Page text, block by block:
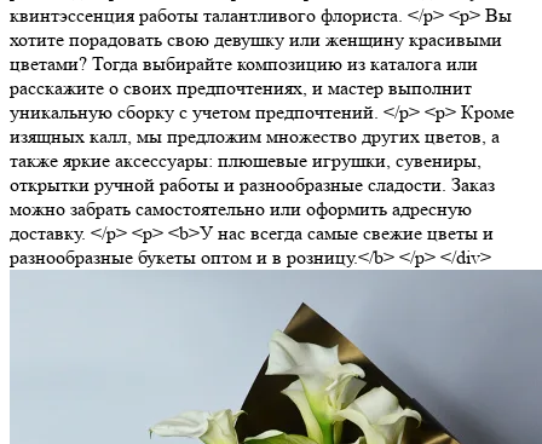
квинтэссенция работы талантливого флориста. </p> <p> Вы
хотите порадовать свою девушку или женщину красивыми
цветами? Тогда выбирайте композицию из каталога или
расскажите о своих предпочтениях, и мастер выполнит
уникальную сборку с учетом предпочтений. </p> <p> Кроме
изящных калл, мы предложим множество других цветов, а
также яркие аксессуары: плюшевые игрушки, сувениры,
открытки ручной работы и разнообразные сладости. Заказ
можно забрать самостоятельно или оформить адресную
доставку. </p> <p> <b>У нас всегда самые свежие цветы и
разнообразные букеты оптом и в розницу.</b> </p> </div>